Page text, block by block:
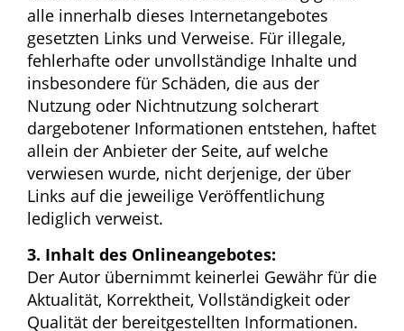
alle innerhalb dieses Internetangebotes
gesetzten Links und Verweise. Für illegale,
fehlerhafte oder unvollständige Inhalte und
insbesondere für Schäden, die aus der
Nutzung oder Nichtnutzung solcherart
dargebotener Informationen entstehen, haftet
allein der Anbieter der Seite, auf welche
verwiesen wurde, nicht derjenige, der über
Links auf die jeweilige Veröffentlichung
lediglich verweist.
3. Inhalt des Onlineangebotes:
Der Autor übernimmt keinerlei Gewähr für die
Aktualität, Korrektheit, Vollständigkeit oder
Qualität der bereitgestellten Informationen.